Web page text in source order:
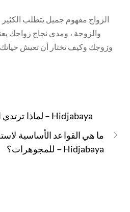
الزواج مفهوم جميل يتطلب
والزوجة ، ومدى نجاح زواجك
وزوجك وكيف تختار أن تعيش
لماذا ترتدي المسلمات الحجاب؟ – Hidjabaya
ما هي القواعد الأساسية
للمجوهرات؟ – Hidjabaya